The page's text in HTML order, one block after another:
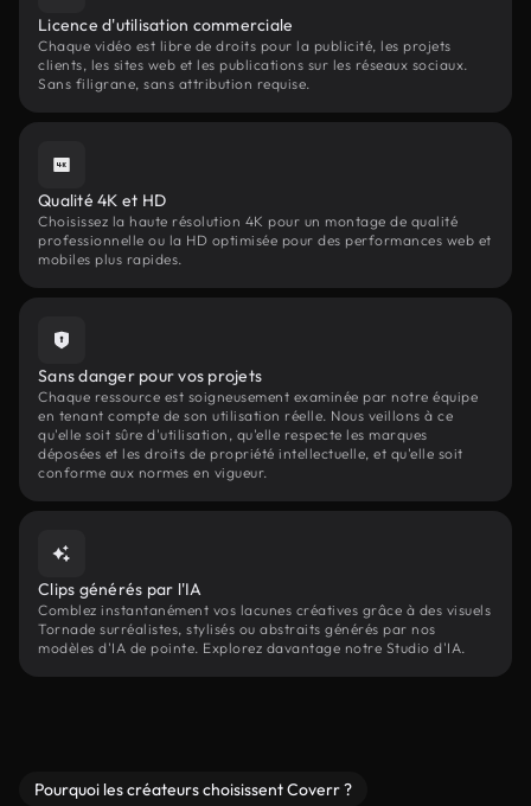
Licence d'utilisation commerciale
Chaque vidéo est libre de droits pour la publicité, les projets
clients, les sites web et les publications sur les réseaux sociaux.
Sans filigrane, sans attribution requise.
Qualité 4K et HD
Choisissez la haute résolution 4K pour un montage de qualité
professionnelle ou la HD optimisée pour des performances web et
mobiles plus rapides.
Sans danger pour vos projets
Chaque ressource est soigneusement examinée par notre équipe
en tenant compte de son utilisation réelle. Nous veillons à ce
qu'elle soit sûre d'utilisation, qu'elle respecte les marques
déposées et les droits de propriété intellectuelle, et qu'elle soit
conforme aux normes en vigueur.
Clips générés par l'IA
Comblez instantanément vos lacunes créatives grâce à des visuels
Tornade surréalistes, stylisés ou abstraits générés par nos
modèles d'IA de pointe. Explorez davantage notre Studio d'IA.
Pourquoi les créateurs choisissent Coverr ?